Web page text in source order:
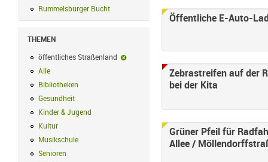
Rummelsburger Bucht Rummelsburger Bucht Filter anwenden
THEMEN
öffentliches Straßenland
Alle
Bibliotheken Bibliotheken Filter anwenden
Gesundheit
Kinder & Jugend
Kinder & Jugend Filter anwenden
Kultur
Musikschule Musikschule Filter anwenden
Senioren
Öffentliche E-Auto-
Zebrastreifen auf der
bei der Kita
Grüner Pfeil für
Allee /